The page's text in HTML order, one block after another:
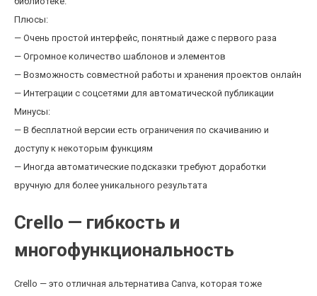
Плюсы:
— Очень простой интерфейс, понятный даже с первого раза
— Огромное количество шаблонов и элементов
— Возможность совместной работы и хранения проектов онлайн
— Интеграции с соцсетями для автоматической публикации
Минусы:
— В бесплатной версии есть ограничения по скачиванию и
доступу к некоторым функциям
— Иногда автоматические подсказки требуют доработки
вручную для более уникального результата
Crello — гибкость и
многофункциональность
Crello — это отличная альтернатива Canva, которая тоже